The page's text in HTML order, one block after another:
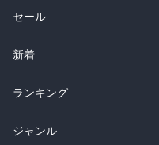
総合
ラノベ
雑誌・グラビア
BL・TL
セール
総合
ラノベ
雑誌・グラビア
新着
総合
ラノベ
ランキング
総合
ジャンル